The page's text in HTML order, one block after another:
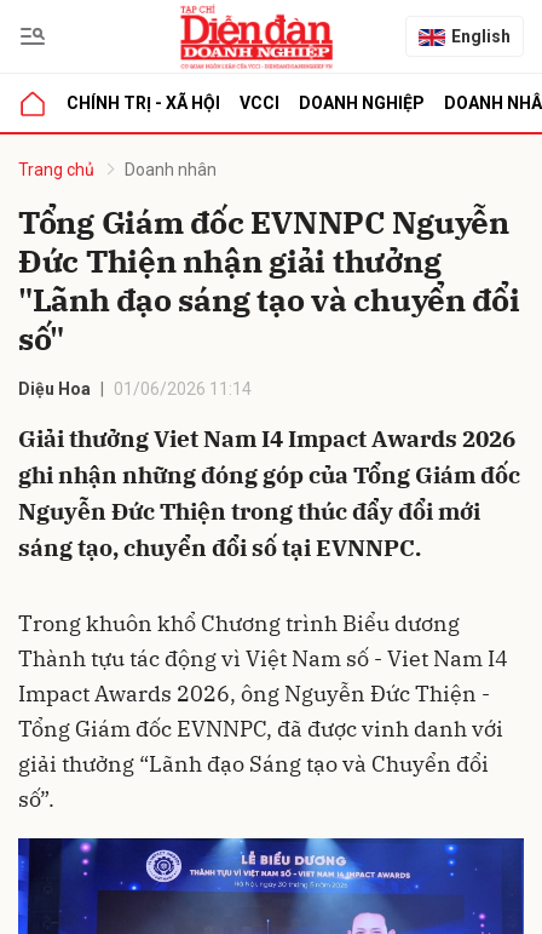
English
CHÍNH TRỊ - XÃ HỘI VCCI DOANH NGHIỆP DOANH
Trang chủ Doanh nhân
Tổng Giám đốc EVNNPC Nguyễn
Đức Thiện nhận giải thưởng
"Lãnh đạo sáng tạo và chuyển đổi
số"
Diệu Hoa 01/06/2026 11:14
Giải thưởng Viet Nam I4 Impact Awards 2026
ghi nhận những đóng góp của Tổng Giám đốc
Nguyễn Đức Thiện trong thúc đẩy đổi mới
sáng tạo, chuyển đổi số tại EVNNPC.
Trong khuôn khổ Chương trình Biểu dương
Thành tựu tác động vì Việt Nam số - Viet Nam I4
Impact Awards 2026, ông Nguyễn Đức Thiện -
Tổng Giám đốc EVNNPC, đã được vinh danh với
giải thưởng “Lãnh đạo Sáng tạo và Chuyển đổi
số”.
luận